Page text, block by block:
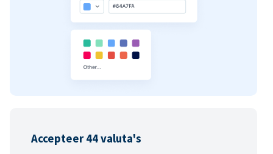
Accepteer 44 valuta's